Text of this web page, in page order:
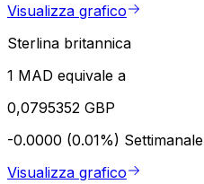
Visualizza grafico
Sterlina britannica
1 MAD equivale a
0,0795352 GBP
-0.0000 (0.01%) Settimanale
Visualizza grafico